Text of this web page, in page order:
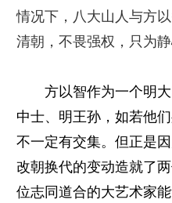
情况下，八大山人与方
清朝，不畏强权，只为静
方以智作为一个明
中士、明王孙，如若他
不一定有交集。但正是
改朝换代的变动造就了
位志同道合的大艺术家